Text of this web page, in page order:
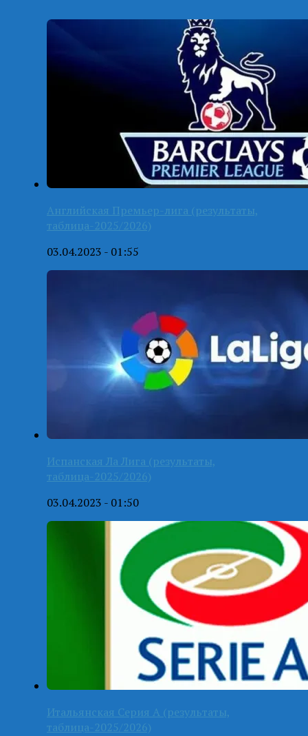
Английская Премьер-лига (результаты,
таблица-2025/2026)
03.04.2023 - 01:55
Испанская Ла Лига (результаты,
таблица-2025/2026)
03.04.2023 - 01:50
Итальянская Серия А (результаты,
таблица-2025/2026)